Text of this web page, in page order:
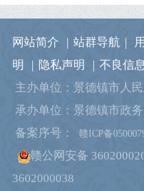
网站简介 | 站群导航 |
明
| 隐私声明 | 不良信
主办单位：景德镇市人
承办单位：景德镇市政
备案序号：
赣ICP备
赣公网安备
3602000038